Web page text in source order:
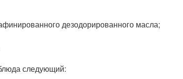
дезодорированного масла;
следующий: